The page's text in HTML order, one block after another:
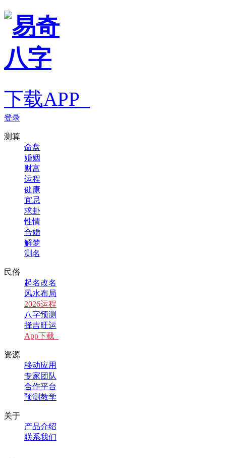
下载APP
登录
测算
命盘
婚姻
财富
运程
健康
宜忌
求卦
性情
合婚
解梦
测名
民俗
起名改名
风水布局
2026运程
八字预测
择吉旺运
App下载
资源
移动应用
专家团队
合作平台
预测教学
关于
产品介绍
联系我们